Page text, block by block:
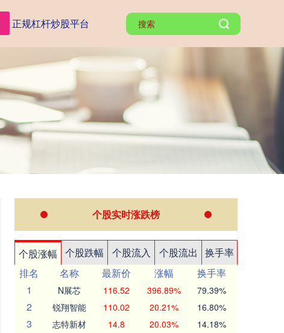
正规杠杆炒股平台
个股实时涨跌榜
个股涨幅 个股跌幅 个股流入 个股流出
换手率
排名
名称 最新价 涨幅
换手率
1
N展芯 116.52 396.89% 79.39%
2 锐翔智能 110.02 20.21% 16.80%
3 志特新材 14.8 20.03% 14.18%